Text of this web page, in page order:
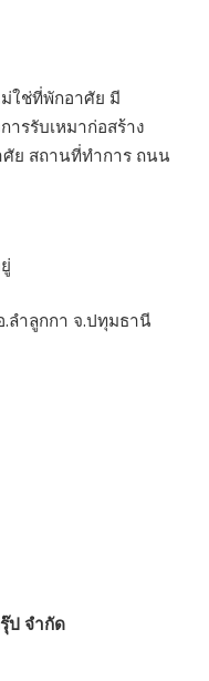
ใช่ที่พักอาศัย มี
ารรับเหมาก่อสร้าง
ย สถานที่ทำการ ถนน
.ลำลูกกา จ.ปทุมธานี
ป จำกัด